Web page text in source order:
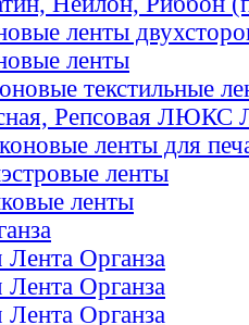
ленты
ленты
текстильные
Репсовая ЛЮКС
ленты для
ленты
ленты
Органза
Органза
Органза